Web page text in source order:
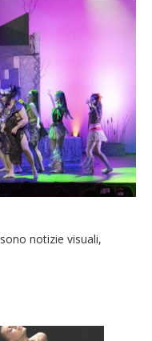
sono notizie visuali,